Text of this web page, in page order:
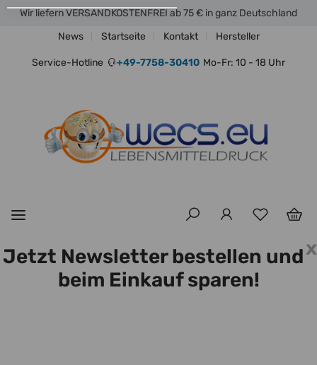
Wir liefern VERSANDKOSTENFREI ab 75 € in ganz Deutschland
News
Startseite Kontakt Hersteller
Service-Hotline +49-7758-30410 Mo-Fr: 10 - 18 Uhr
x
Jetzt Newsletter bestellen und
beim Einkauf sparen!